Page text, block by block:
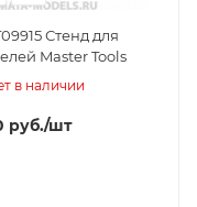
Стенд для
Master Tools
в наличии
руб./шт